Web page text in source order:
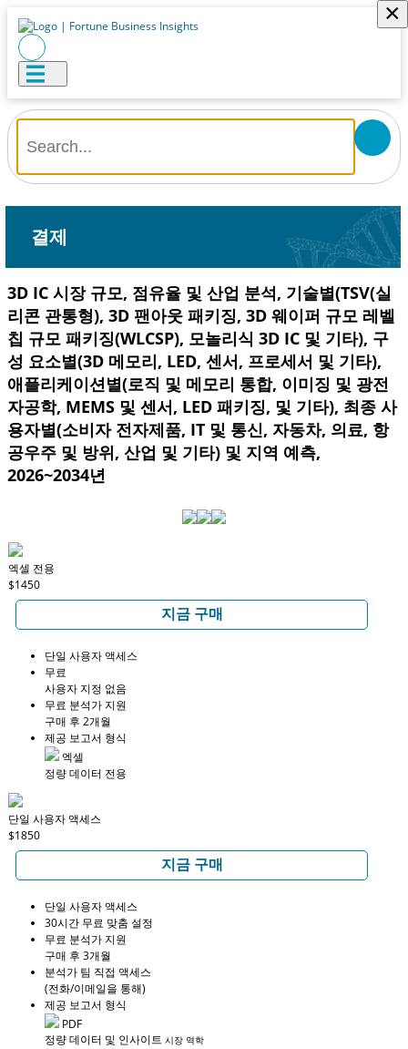
×
결제
3D IC 시장 규모, 점유율 및 산업 분석, 기술별(TSV(실
리콘 관통형), 3D 팬아웃 패키징, 3D 웨이퍼 규모 레벨
칩 규모 패키징(WLCSP), 모놀리식 3D IC 및 기타), 구
성 요소별(3D 메모리, LED, 센서, 프로세서 및 기타),
애플리케이션별(로직 및 메모리 통합, 이미징 및 광전
자공학, MEMS 및 센서, LED 패키징, 및 기타), 최종 사
용자별(소비자 전자제품, IT 및 통신, 자동차, 의료, 항
공우주 및 방위, 산업 및 기타) 및 지역 예측,
2026~2034년
엑셀 전용
$1450
지금 구매
단일 사용자 액세스
무료
사용자 지정 없음
무료 분석가 지원
구매 후 2개월
제공 보고서 형식
엑셀
정량 데이터 전용
단일 사용자 액세스
$1850
지금 구매
단일 사용자 액세스
30시간 무료 맞춤 설정
무료 분석가 지원
구매 후 3개월
분석가 팀 직접 액세스
(전화/이메일을 통해)
제공 보고서 형식
PDF
정량 데이터 및 인사이트 시장 역학